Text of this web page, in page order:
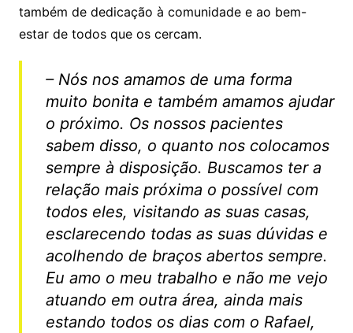
também de dedicação à comunidade e ao bem-
estar de todos que os cercam.
– Nós nos amamos de uma forma
muito bonita e também amamos ajudar
o próximo. Os nossos pacientes
sabem disso, o quanto nos colocamos
sempre à disposição. Buscamos ter a
relação mais próxima o possível com
todos eles, visitando as suas casas,
esclarecendo todas as suas dúvidas e
acolhendo de braços abertos sempre.
Eu amo o meu trabalho e não me vejo
atuando em outra área, ainda mais
estando todos os dias com o Rafael,